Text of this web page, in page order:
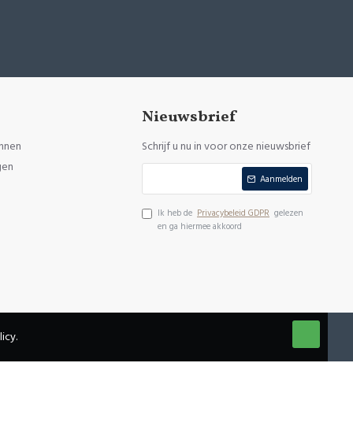
Nieuwsbrief
Schrijf u nu in voor onze nieuwsbrief
Aanmelden
Ik heb de Privacybeleid GDPR gelezen
en ga hiermee akkoord